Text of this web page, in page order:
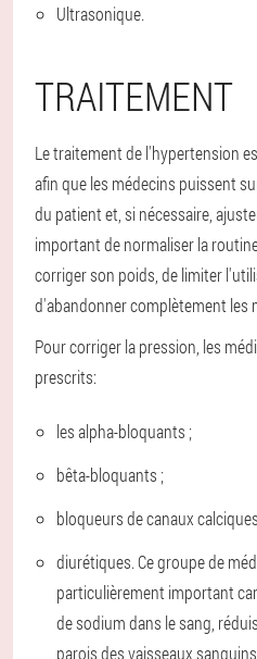
Ultrasonique.
TRAITEMENT
Le traitement de l'hypertension
afin que les médecins puissent
du patient et, si nécessaire,
important de normaliser la
corriger son poids, de limiter
d'abandonner complètement les
Pour corriger la pression, les
prescrits:
les alpha-bloquants ;
bêta-bloquants ;
bloqueurs de canaux
diurétiques. Ce groupe de
particulièrement important
de sodium dans le sang,
parois des vaisseaux